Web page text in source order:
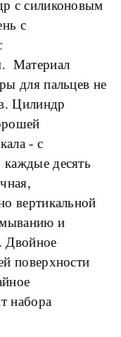
поверхности
х 1 1/2" (0,7 х 38
этилена
с силиконовым
с
Материал
для пальцев не
Цилиндр
- с
десять
вертикальной
и
Двойное
поверхности
набора